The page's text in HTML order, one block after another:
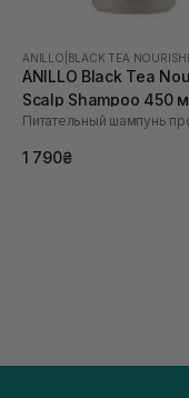
ANILLO BLACK TEA
ANILLO Black Tea
Scalp Shampoo 450
1 790₴